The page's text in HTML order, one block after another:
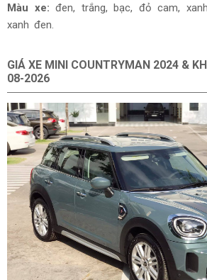
Màu xe: đen, trắng, bạc, đỏ cam,
xanh đen.
GIÁ XE MINI COUNTRYMAN 2024 &
08-2026